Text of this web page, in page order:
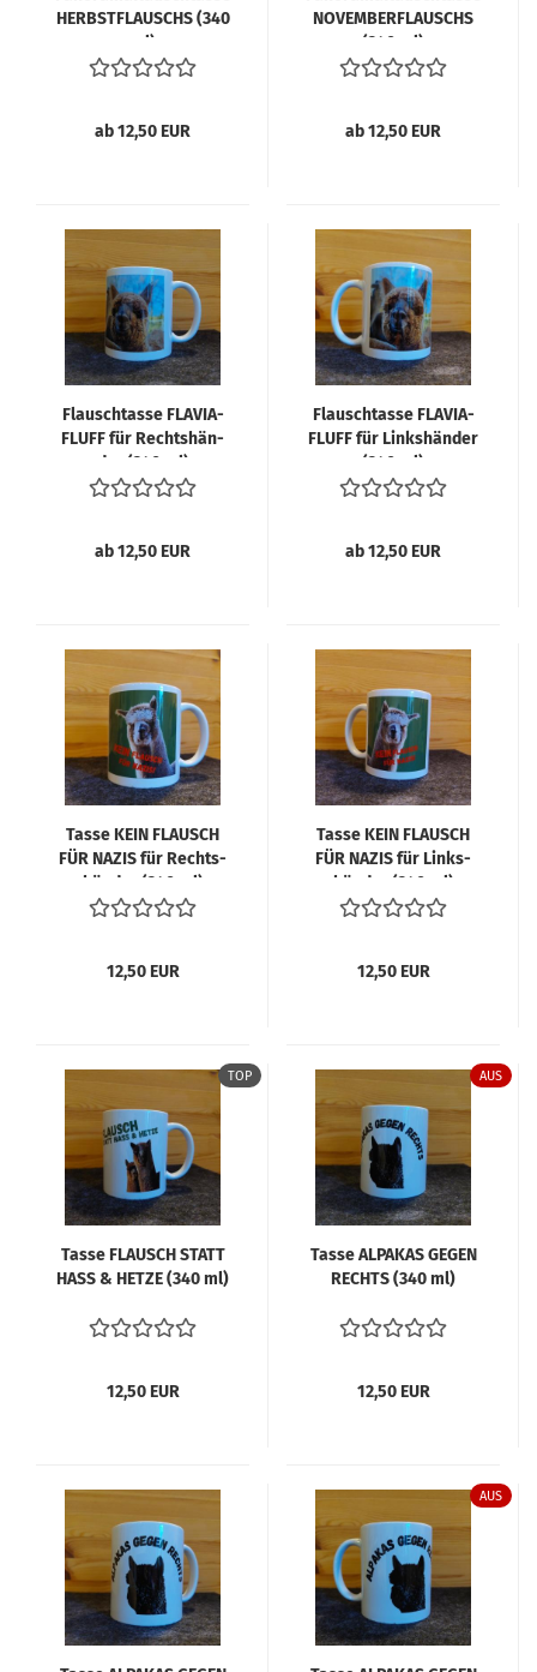
HERBST­FLAUSCHS (340
ml)
ab 12,50 EUR
NO­VEM­BER­FLAUSCHS
(340 ml)
ab 12,50 EUR
Flausch­tas­se FLA­VIA­
FLUFF für Rechts­hän­
der (340 ml)
ab 12,50 EUR
Flausch­tas­se FLA­VIA­
FLUFF für Links­hän­der
(340 ml)
ab 12,50 EUR
Tasse KEIN FLAUSCH
FÜR NAZIS für Rechts­
hän­der (340 ml)
12,50 EUR
Tasse KEIN FLAUSCH
FÜR NAZIS für Links­
hän­der (340 ml)
12,50 EUR
TOP
Tasse FLAUSCH STATT
HASS & HETZE (340 ml)
12,50 EUR
AUS
Tasse AL­PA­KAS GEGEN
RECHTS (340 ml)
12,50 EUR
AUS